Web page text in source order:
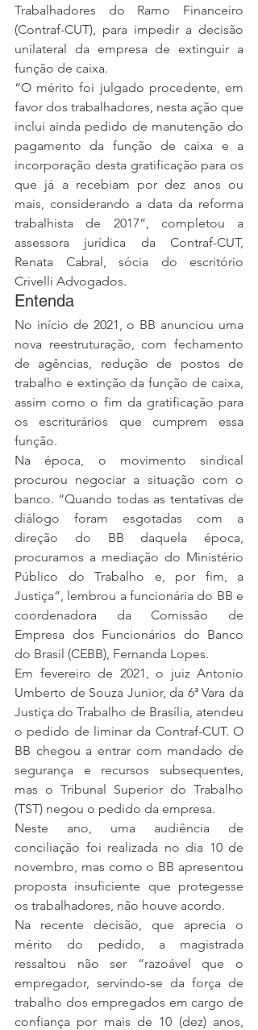
Trabalhadores do Ramo Financeiro
(Contraf-CUT), para impedir a decisão
unilateral da empresa de extinguir a
função de caixa.
“O mérito foi julgado procedente, em
favor dos trabalhadores, nesta ação que
inclui ainda pedido de manutenção do
pagamento da função de caixa e a
incorporação desta gratificação para os
que já a recebiam por dez anos ou
mais, considerando a data da reforma
trabalhista de 2017”, completou a
assessora jurídica da Contraf-CUT,
Renata Cabral, sócia do escritório
Crivelli Advogados.
Entenda
No início de 2021, o BB anunciou uma
nova reestruturação, com fechamento
de agências, redução de postos de
trabalho e extinção da função de caixa,
assim como o fim da gratificação para
os escriturários que cumprem essa
função.
Na época, o movimento sindical
procurou negociar a situação com o
banco. “Quando todas as tentativas de
diálogo foram esgotadas com a
direção do BB daquela época,
procuramos a mediação do Ministério
Público do Trabalho e, por fim, a
Justiça”, lembrou a funcionária do BB e
coordenadora da Comissão de
Empresa dos Funcionários do Banco
do Brasil (CEBB), Fernanda Lopes.
Em fevereiro de 2021, o juiz Antonio
Umberto de Souza Junior, da 6ª Vara da
Justiça do Trabalho de Brasília, atendeu
o pedido de liminar da Contraf-CUT. O
BB chegou a entrar com mandado de
segurança e recursos subsequentes,
mas o Tribunal Superior do Trabalho
(TST) negou o pedido da empresa.
Neste ano, uma audiência de
conciliação foi realizada no dia 10 de
novembro, mas como o BB apresentou
proposta insuficiente que protegesse
os trabalhadores, não houve acordo.
Na recente decisão, que aprecia o
mérito do pedido, a magistrada
ressaltou não ser “razoável que o
empregador, servindo-se da força de
trabalho dos empregados em cargo de
confiança por mais de 10 (dez) anos,